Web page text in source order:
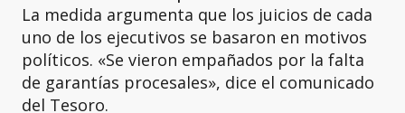
La medida argumenta que los juicios de cada
uno de los ejecutivos se basaron en motivos
políticos. «Se vieron empañados por la falta
de garantías procesales», dice el comunicado
del Tesoro.